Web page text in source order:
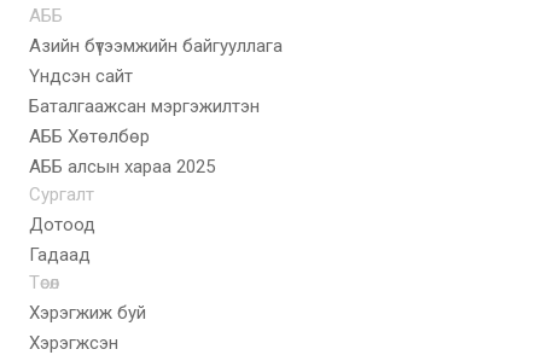
АББ
Азийн бүтээмжийн байгууллага
Үндсэн сайт
Баталгаажсан мэргэжилтэн
АББ Хөтөлбөр
AББ алсын хараа 2025
Сургалт
Дотоод
Гадаад
Төсөл
Хэрэгжиж буй
Хэрэгжсэн